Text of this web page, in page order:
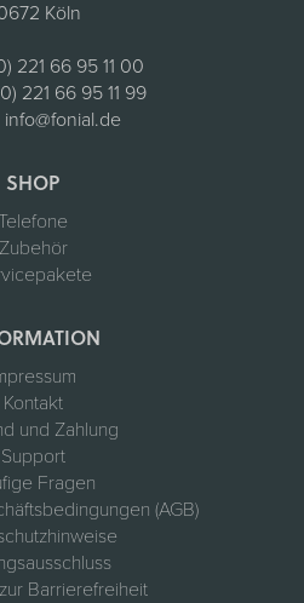
Köln
221 66 95 11 00
221 66 95 11 99
info@fonial.de
SHOP
Zubehör
Kontakt
und Zahlung
Support
Fragen
(AGB)
Barrierefreiheit